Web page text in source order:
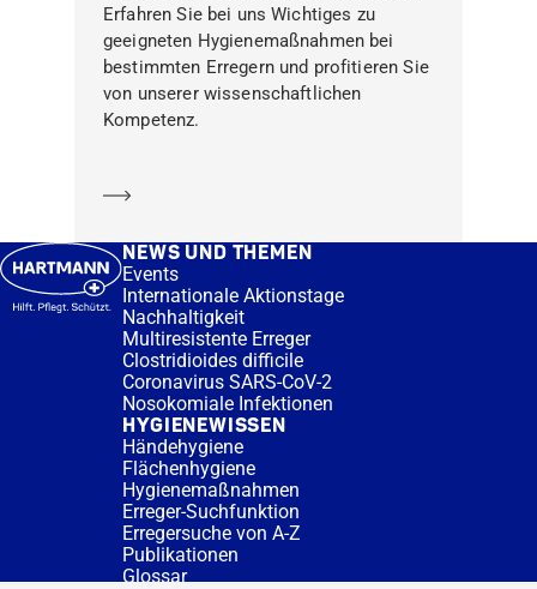
Erfahren Sie bei uns Wichtiges zu
geeigneten Hygienemaßnahmen bei
bestimmten Erregern und profitieren Sie
von unserer wissenschaftlichen
Kompetenz.
NEWS UND THEMEN
Events
Internationale Aktionstage
Nachhaltigkeit
Multiresistente Erreger
Clostridioides difficile
Coronavirus SARS-CoV-2
Nosokomiale Infektionen
HYGIENEWISSEN
Händehygiene
Flächenhygiene
Hygienemaßnahmen
Erreger-Suchfunktion
Erregersuche von A-Z
Publikationen
Glossar